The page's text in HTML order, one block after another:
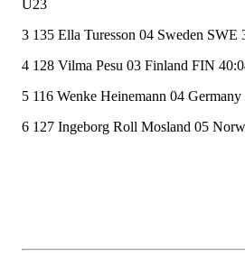
U23
3 135 Ella Turesson 04 Sweden SWE
4 128 Vilma Pesu 03 Finland FIN
5 116 Wenke Heinemann 04
6 127 Ingeborg Roll Mosland 05